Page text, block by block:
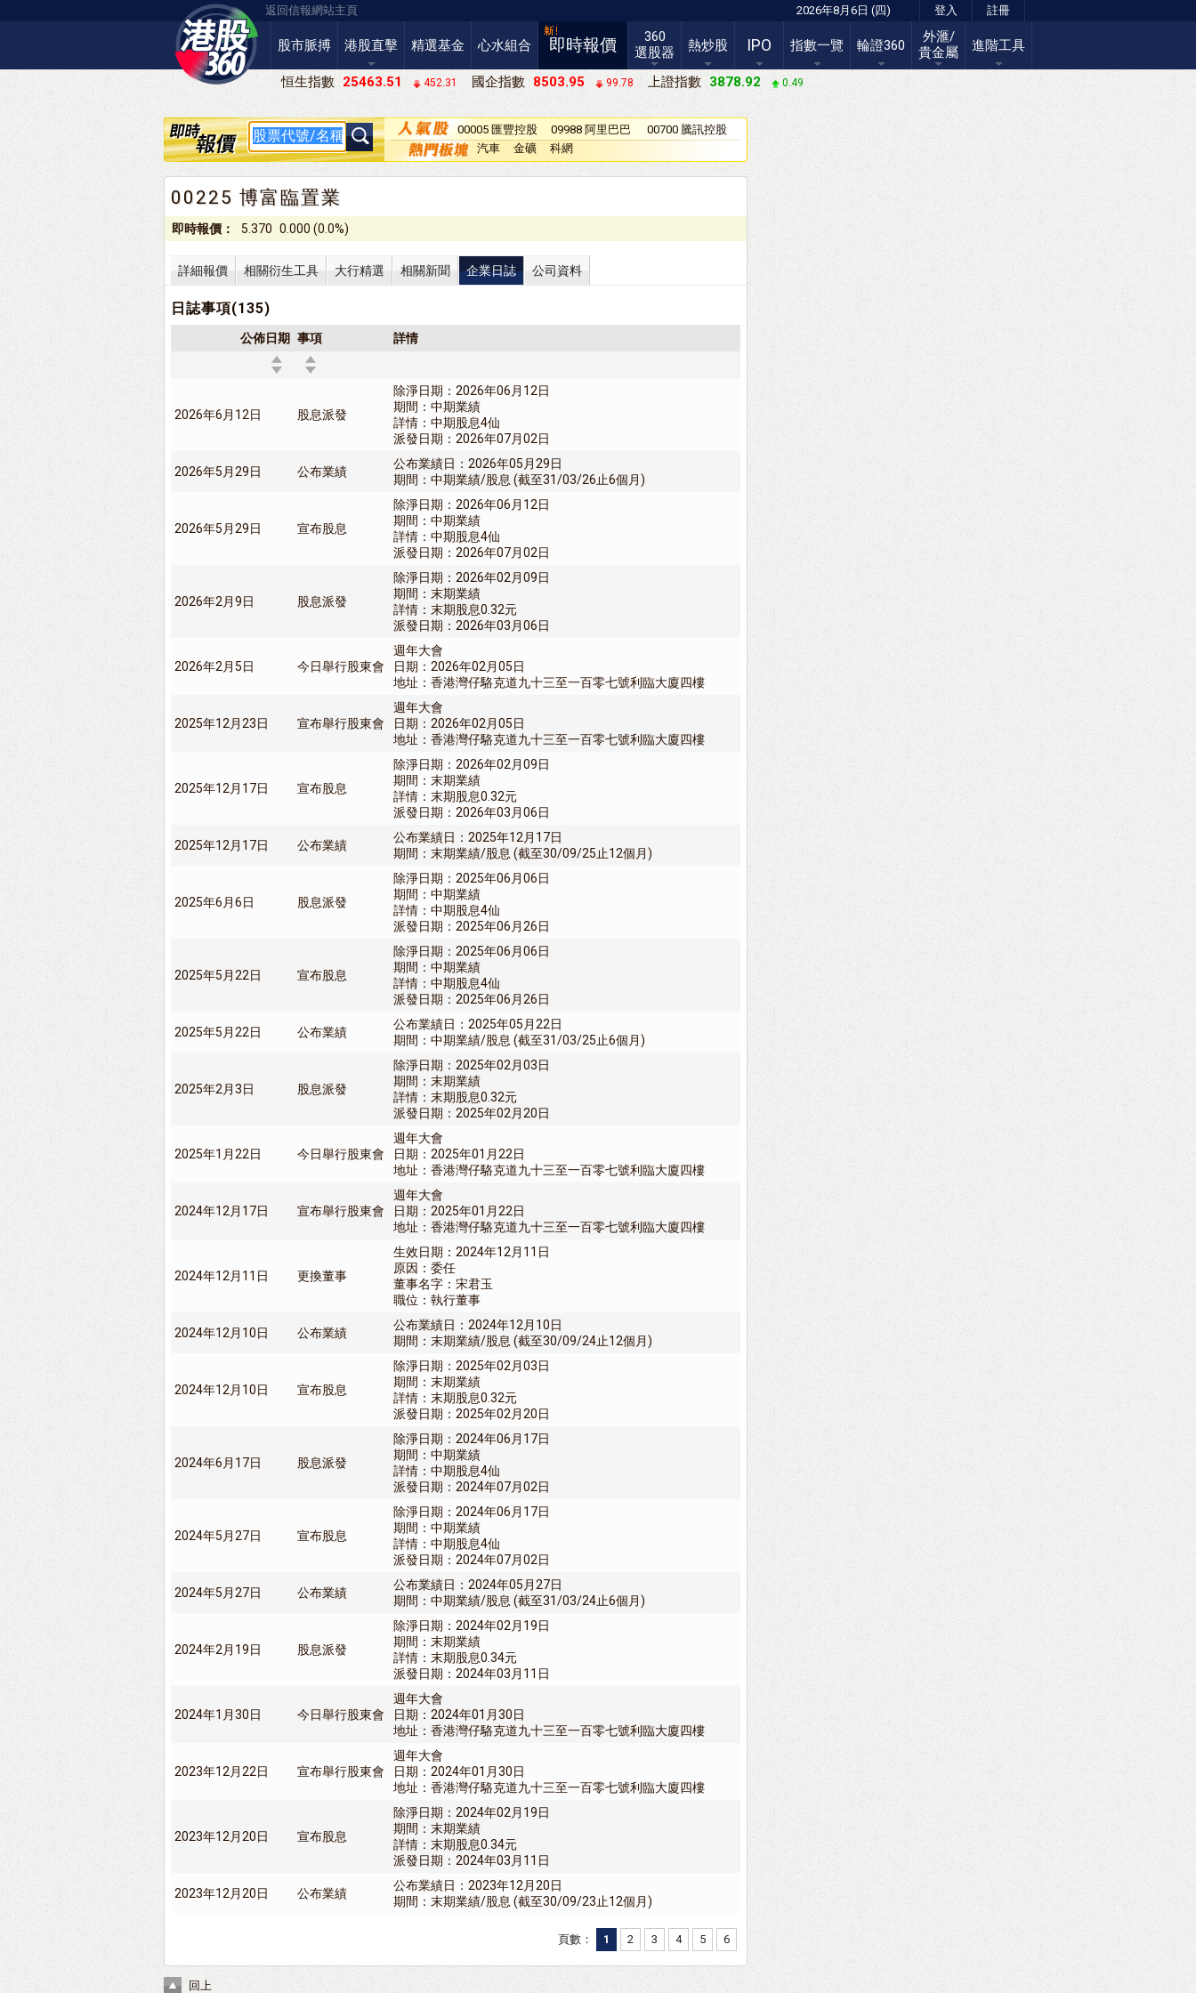
返回信報網站主頁 2026年8月6日 (四) 登入 註冊
股市脈搏 港股直擊 精選基金 心水組合 即時報價
360
選股器
熱炒股 IPO 指數一覽 輪證360
外滙/
貴金屬
進階工具
恒生指數 25463.51 452.31 國企指數 8503.95 99.78 上證指數 3878.92 0.49
00005 匯豐控股
09988 阿里巴巴
－Ｗ
00700 騰訊控股
汽車
金礦 科網
00225 博富臨置業
即時報價： 5.370 0.000 (0.0%)
詳細報價 相關衍生工具 大行精選 相關新聞 企業日誌 公司資料
日誌事項(135)
公佈日期 事項 詳情
2026年6月12日 股息派發
除淨日期：2026年06月12日
期間：中期業績
詳情：中期股息4仙
派發日期：2026年07月02日
2026年5月29日 公布業績
公布業績日：2026年05月29日
期間：中期業績/股息 (截至31/03/26止6個月)
2026年5月29日 宣布股息
除淨日期：2026年06月12日
期間：中期業績
詳情：中期股息4仙
派發日期：2026年07月02日
2026年2月9日 股息派發
除淨日期：2026年02月09日
期間：末期業績
詳情：末期股息0.32元
派發日期：2026年03月06日
2026年2月5日 今日舉行股東會
週年大會
日期：2026年02月05日
地址：香港灣仔駱克道九十三至一百零七號利臨大廈四樓
2025年12月23日 宣布舉行股東會
週年大會
日期：2026年02月05日
地址：香港灣仔駱克道九十三至一百零七號利臨大廈四樓
2025年12月17日 宣布股息
除淨日期：2026年02月09日
期間：末期業績
詳情：末期股息0.32元
派發日期：2026年03月06日
2025年12月17日 公布業績
公布業績日：2025年12月17日
期間：末期業績/股息 (截至30/09/25止12個月)
2025年6月6日 股息派發
除淨日期：2025年06月06日
期間：中期業績
詳情：中期股息4仙
派發日期：2025年06月26日
2025年5月22日 宣布股息
除淨日期：2025年06月06日
期間：中期業績
詳情：中期股息4仙
派發日期：2025年06月26日
2025年5月22日 公布業績
公布業績日：2025年05月22日
期間：中期業績/股息 (截至31/03/25止6個月)
2025年2月3日 股息派發
除淨日期：2025年02月03日
期間：末期業績
詳情：末期股息0.32元
派發日期：2025年02月20日
2025年1月22日 今日舉行股東會
週年大會
日期：2025年01月22日
地址：香港灣仔駱克道九十三至一百零七號利臨大廈四樓
2024年12月17日 宣布舉行股東會
週年大會
日期：2025年01月22日
地址：香港灣仔駱克道九十三至一百零七號利臨大廈四樓
2024年12月11日 更換董事
生效日期：2024年12月11日
原因：委任
董事名字：宋君玉
職位：執行董事
2024年12月10日 公布業績
公布業績日：2024年12月10日
期間：末期業績/股息 (截至30/09/24止12個月)
2024年12月10日 宣布股息
除淨日期：2025年02月03日
期間：末期業績
詳情：末期股息0.32元
派發日期：2025年02月20日
2024年6月17日 股息派發
除淨日期：2024年06月17日
期間：中期業績
詳情：中期股息4仙
派發日期：2024年07月02日
2024年5月27日 宣布股息
除淨日期：2024年06月17日
期間：中期業績
詳情：中期股息4仙
派發日期：2024年07月02日
2024年5月27日 公布業績
公布業績日：2024年05月27日
期間：中期業績/股息 (截至31/03/24止6個月)
2024年2月19日 股息派發
除淨日期：2024年02月19日
期間：末期業績
詳情：末期股息0.34元
派發日期：2024年03月11日
2024年1月30日 今日舉行股東會
週年大會
日期：2024年01月30日
地址：香港灣仔駱克道九十三至一百零七號利臨大廈四樓
2023年12月22日 宣布舉行股東會
週年大會
日期：2024年01月30日
地址：香港灣仔駱克道九十三至一百零七號利臨大廈四樓
2023年12月20日 宣布股息
除淨日期：2024年02月19日
期間：末期業績
詳情：末期股息0.34元
派發日期：2024年03月11日
2023年12月20日 公布業績
公布業績日：2023年12月20日
期間：末期業績/股息 (截至30/09/23止12個月)
頁數： 1 2 3 4 5 6
回上